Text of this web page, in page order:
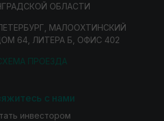
ОБЛАСТИ
ПЕТЕРБУРГ, МАЛООХТИНСКИЙ
64, ЛИТЕРА Б, ОФИС 402
ПРОЕЗДА
с нами
инвестором